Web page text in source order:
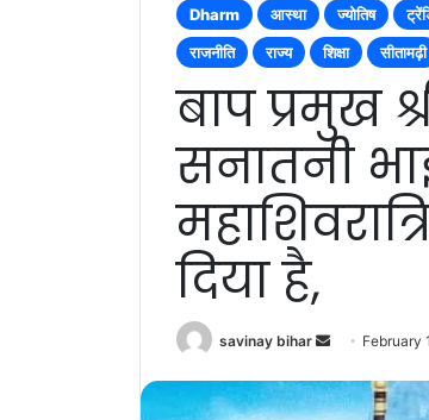
Dharm आस्था ज्योतिष
राजनीति
राज्य शिक्षा सीतामढ़ी
बाप प्रमुख
सनातनी
दिया है,
savinay bihar
Send
email
February